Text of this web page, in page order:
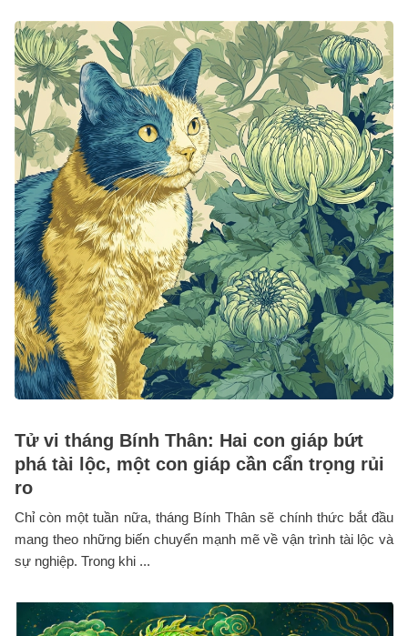
Tử vi tháng Bính Thân: Hai con giáp bứt
phá tài lộc, một con giáp cần cẩn trọng rủi
ro
Chỉ còn một tuần nữa, tháng Bính Thân sẽ chính thức bắt đầu
mang theo những biến chuyển mạnh mẽ về vận trình tài lộc và
sự nghiệp. Trong khi ...